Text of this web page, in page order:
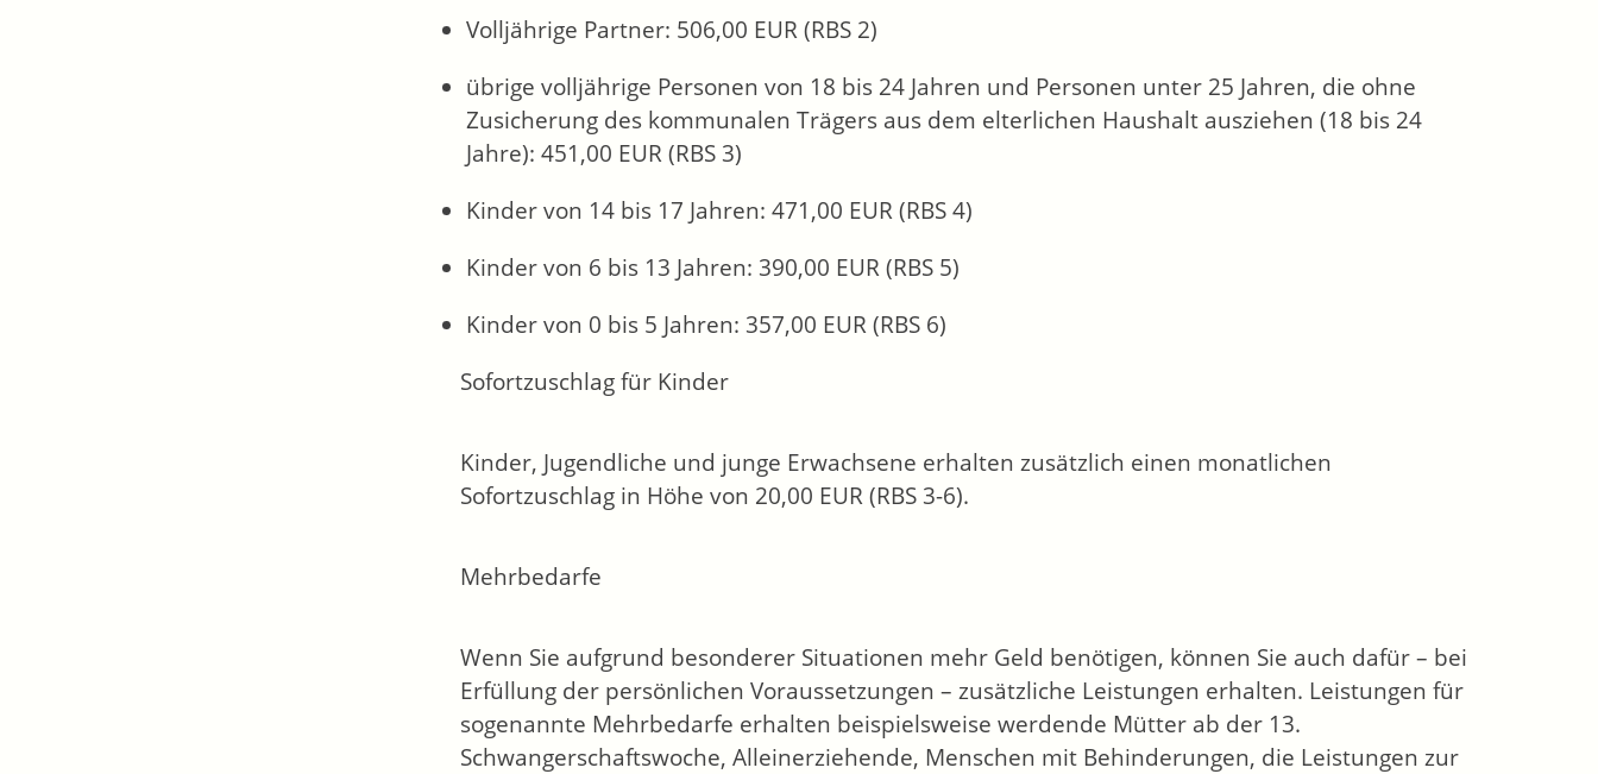
Volljährige Partner: 506,00 EUR (RBS 2)
übrige volljährige Personen von 18 bis 24 Jahren und Personen unter 25 Jahren, die ohne
Zusicherung des kommunalen Trägers aus dem elterlichen Haushalt ausziehen (18 bis 24
Jahre): 451,00 EUR (RBS 3)
Kinder von 14 bis 17 Jahren: 471,00 EUR (RBS 4)
Kinder von 6 bis 13 Jahren: 390,00 EUR (RBS 5)
Kinder von 0 bis 5 Jahren: 357,00 EUR (RBS 6)
Sofortzuschlag für Kinder
Kinder, Jugendliche und junge Erwachsene erhalten zusätzlich einen monatlichen
Sofortzuschlag in Höhe von 20,00 EUR (RBS 3-6).
Mehrbedarfe
Wenn Sie aufgrund besonderer Situationen mehr Geld benötigen, können Sie auch dafür – bei
Erfüllung der persönlichen Voraussetzungen – zusätzliche Leistungen erhalten. Leistungen für
sogenannte Mehrbedarfe erhalten beispielsweise werdende Mütter ab der 13.
Schwangerschaftswoche, Alleinerziehende, Menschen mit Behinderungen, die Leistungen zur